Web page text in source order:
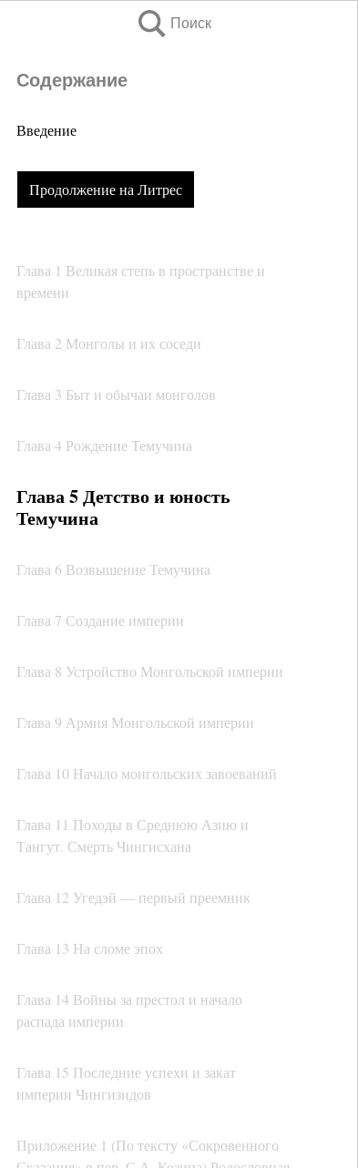
Поиск
Содержание
Введение
Продолжение на Литрес
Глава 1 Великая степь в пространстве и
времени
Глава 2 Монголы и их соседи
Глава 3 Быт и обычаи монголов
Глава 4 Рождение Темучина
Глава 5 Детство и юность
Темучина
Глава 6 Возвышение Темучина
Глава 7 Создание империи
Глава 8 Устройство Монгольской империи
Глава 9 Армия Монгольской империи
Глава 10 Начало монгольских завоеваний
Глава 11 Походы в Среднюю Азию и
Тангут. Смерть Чингисхана
Глава 12 Угедэй — первый преемник
Глава 13 На сломе эпох
Глава 14 Войны за престол и начало
распада империи
Глава 15 Последние успехи и закат
империи Чингизидов
Приложение 1 (По тексту «Сокровенного